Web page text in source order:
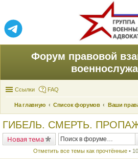
Форум правовой
Ссылки FAQ
На главную Список форумов
ГИБЕЛЬ. СМЕРТЬ.
Новая тема
Отметить все темы как прочтённые•